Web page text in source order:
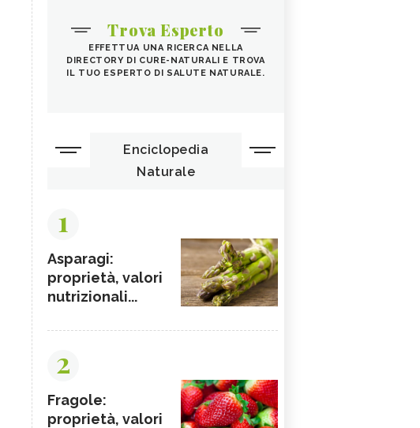
Trova Esperto
EFFETTUA UNA RICERCA NELLA
DIRECTORY DI CURE-NATURALI E TROVA
IL TUO ESPERTO DI SALUTE NATURALE.
Enciclopedia
Naturale
1
Asparagi:
proprietà, valori
nutrizionali...
2
Fragole:
proprietà, valori